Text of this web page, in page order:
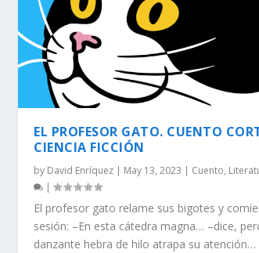
EL PROFESOR GATO. CUENTO
CIENCIA FICCIÓN
by David Enríquez | May 13, 2023 | Cuento,
|
El profesor gato relame sus bigotes y
sesión: –En esta cátedra magna… –dice,
danzante hebra de hilo atrapa su atención…